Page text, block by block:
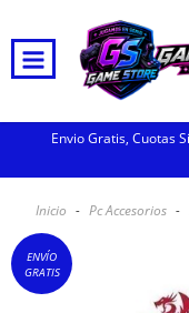
Envio Gratis, Cuotas
Inicio - Pc Accesorios -
ENVÍO
GRATIS